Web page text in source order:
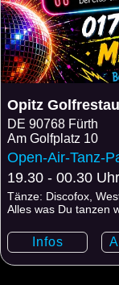
Opitz
DE 90768 Fürth
Am Golfplatz 10
Open-Air-Tanz-
19.30 - 00.30 Uhr
Tänze: Discofox,
Alles was Du tanzen
Infos